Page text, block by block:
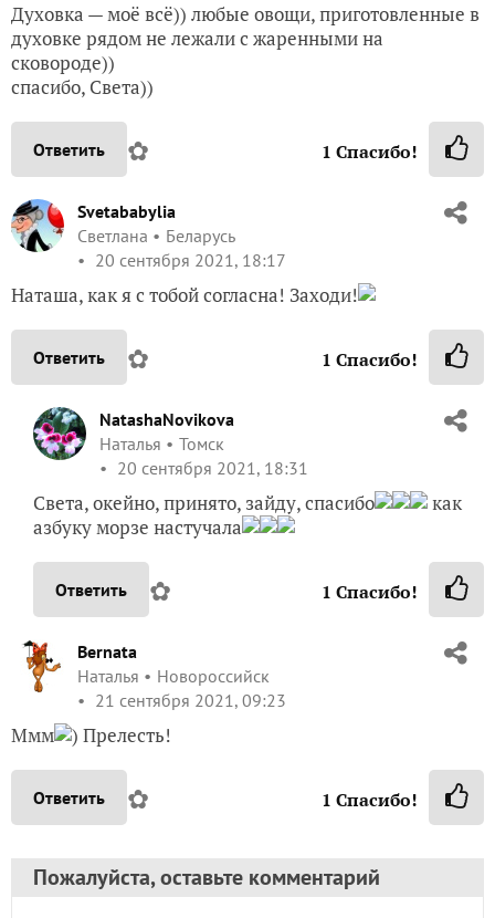
Духовка — моё всё)) любые овощи, приготовленные в
духовке рядом не лежали с жаренными на
сковороде))
спасибо, Света))
Ответить ✿ 1 Спасибо!
Svetababylia
Светлана
Беларусь
20 сентября 2021, 18:17
Наташа, как я с тобой согласна! Заходи!
Ответить ✿ 1 Спасибо!
NatashaNovikova
Наталья
Томск
20 сентября 2021, 18:31
Света, окейно, принято, зайду, спасибо
как
азбуку морзе настучала
Ответить ✿ 1 Спасибо!
Bernata
Наталья
Новороссийск
21 сентября 2021, 09:23
Ммм ) Прелесть!
Ответить ✿ 1 Спасибо!
Пожалуйста, оставьте комментарий